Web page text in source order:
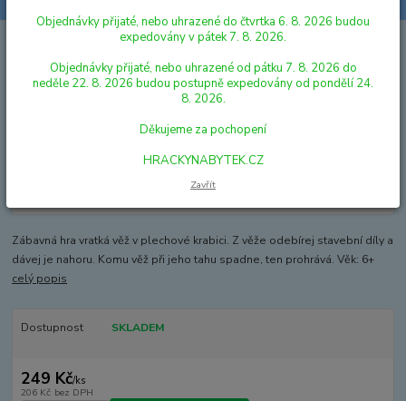
HRY A HLAVOLAMY Spin Master HRA "VRATKÁ" VĚŽ
Spin Master HRA "VRATKÁ" VĚŽ
Zábavná hra vratká věž v plechové krabici. Z věže odebírej stavební díly a
dávej je nahoru. Komu věž při jeho tahu spadne, ten prohrává. Věk: 6+
celý popis
Dostupnost SKLADEM
249 Kč/ks
206 Kč bez DPH
Objednávky přijaté, nebo uhrazené do čtvrtka 6. 8. 2026 budou
expedovány v pátek 7. 8. 2026.
Objednávky přijaté, nebo uhrazené od pátku 7. 8. 2026 do
neděle 22. 8. 2026 budou postupně expedovány od pondělí 24.
8. 2026.
Děkujeme za pochopení
HRACKYNABYTEK.CZ
Zavřít